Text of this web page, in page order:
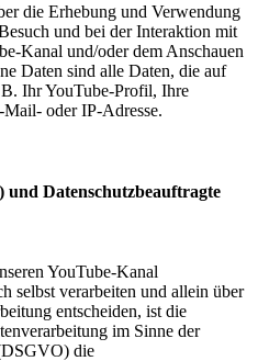
die Erhebung und Verwendung
und bei der Interaktion mit
Kanal und/oder dem Anschauen
Daten sind alle Daten, die auf
Ihr YouTube-Profil, Ihre
oder IP-Adresse.
Datenschutzbeauftragte
YouTube-Kanal
selbst verarbeiten und allein über
entscheiden, ist die
im Sinne der
die